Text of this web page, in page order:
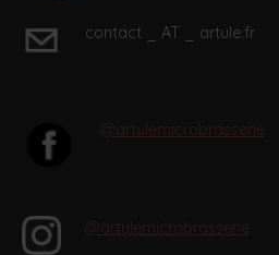
contact _ AT _ artule.fr
@artulemicrobrasserie
@artulemicrobrasserie